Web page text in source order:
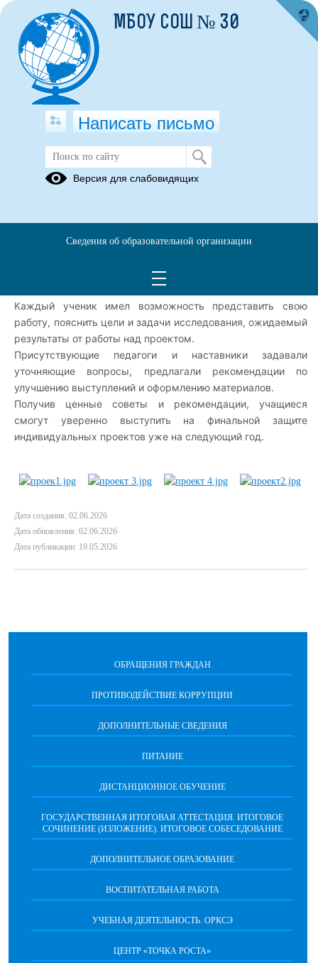
Пред защита проектов
Сегодня состоялась важная образовательная инициатива
— предзащита индивидуальных проектов учеников
Предзащита направлена на подготовку и представление
проектных работ учащихся в 9 классе.
Каждый ученик имел возможность представить свою
работу, пояснить цели и задачи исследования, ожидаемый
результаты от работы над проектом.
Присутствующие педагоги и наставники задавали
уточняющие вопросы, предлагали рекомендации по
улучшению выступлений и оформлению материалов.
Получив ценные советы и рекомендации, учащиеся
смогут уверенно выступить на финальной защите
индивидуальных проектов уже на следующий год.
Дата создания: 02.06.2026
Дата обновления: 02.06.2026
Дата публикации: 19.05.2026
ОБРАЩЕНИЯ ГРАЖДАН
ПРОТИВОДЕЙСТВИЕ КОРРУПЦИИ
ДОПОЛНИТЕЛЬНЫЕ СВЕДЕНИЯ
ПИТАНИЕ
ДИСТАНЦИОННОЕ ОБУЧЕНИЕ
ГОСУДАРСТВЕННАЯ ИТОГОВАЯ АТТЕСТАЦИЯ. ИТОГОВОЕ
СОЧИНЕНИЕ (ИЗЛОЖЕНИЕ). ИТОГОВОЕ СОБЕСЕДОВАНИЕ
ДОПОЛНИТЕЛЬНОЕ ОБРАЗОВАНИЕ
ВОСПИТАТЕЛЬНАЯ РАБОТА
УЧЕБНАЯ ДЕЯТЕЛЬНОСТЬ. ОРКСЭ
ЦЕНТР «ТОЧКА РОСТА»
МБОУ СОШ № 30
Написать письмо
Версия для слабовидящих
Сведения об образовательной организации